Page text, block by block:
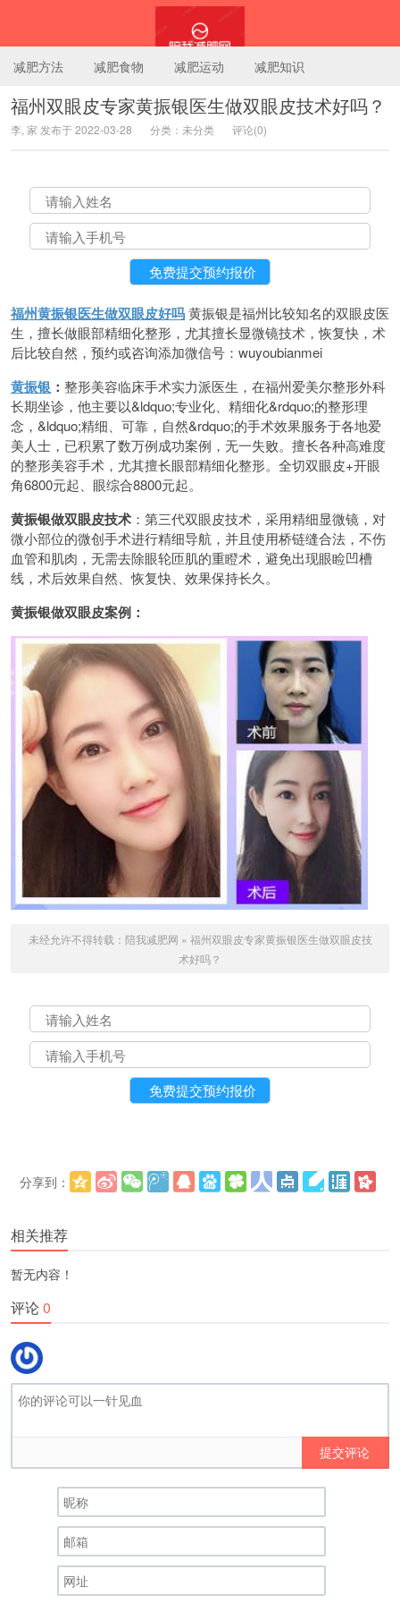
陪我减肥网
减肥方法 减肥食物 减肥运动 减肥知识
福州双眼皮专家黄振银医生做双眼皮技术好吗？
李, 家 发布于 2022-03-28 分类：未分类 评论(0)
福州黄振银医生做双眼皮好吗黄振银是福州比较知名的双眼皮医
生，擅长做眼部精细化整形，尤其擅长显微镜技术，恢复快，术
后比较自然，预约或咨询添加微信号：wuyoubianmei
黄振银 ： 整形美容临床手术实力派医生，在福州爱美尔整形外科
长期坐诊，他主要以&ldquo;专业化、精细化&rdquo;的整形理
念，&ldquo;精细、可靠，自然&rdquo;的手术效果服务于各地爱
美人士，已积累了数万例成功案例，无一失败。擅长各种高难度
的整形美容手术，尤其擅长眼部精细化整形。全切双眼皮+开眼
角6800元起、眼综合8800元起。
黄振银做双眼皮技术 ：第三代双眼皮技术，采用精细显微镜，对
微小部位的微创手术进行精细导航，并且使用桥链缝合法，不伤
血管和肌肉，无需去除眼轮匝肌的重瞪术，避免出现眼睑凹槽
线，术后效果自然、恢复快、效果保持长久。
黄振银做双眼皮案例：
未经允许不得转载： 陪我减肥网 » 福州双眼皮专家黄振银医生做双眼皮技
术好吗？
分享到：
相关推荐
暂无内容！
评论0
提交评论